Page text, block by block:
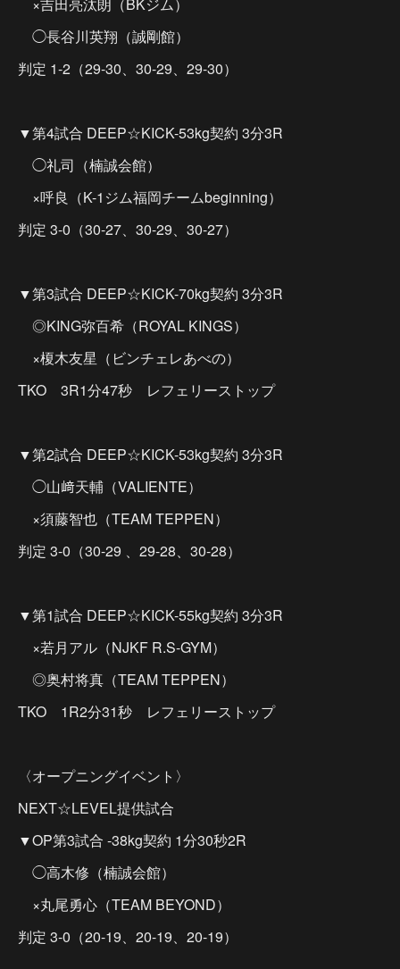
◯長谷川英翔（誠剛館）
判定 1-2（29-30、30-29、29-30）
▼第4試合 DEEP☆KICK-53kg契約 3分3R
◯礼司（楠誠会館）
×呼良（K-1ジム福岡チームbeginning）
判定 3-0（30-27、30-29、30-27）
▼第3試合 DEEP☆KICK-70kg契約 3分3R
◎KING弥百希（ROYAL KINGS）
×榎木友星（ビンチェレあべの）
TKO 3R1分47秒 レフェリーストップ
▼第2試合 DEEP☆KICK-53kg契約 3分3R
◯山﨑天輔（VALIENTE）
×須藤智也（TEAM TEPPEN）
判定 3-0（30-29 、29-28、30-28）
▼第1試合 DEEP☆KICK-55kg契約 3分3R
×若月アル（NJKF R.S-GYM）
◎奥村将真（TEAM TEPPEN）
TKO 1R2分31秒 レフェリーストップ
〈オープニングイベント〉
NEXT☆LEVEL提供試合
▼OP第3試合 -38kg契約 1分30秒2R
◯高木修（楠誠会館）
×丸尾勇心（TEAM BEYOND）
判定 3-0（20-19、20-19、20-19）